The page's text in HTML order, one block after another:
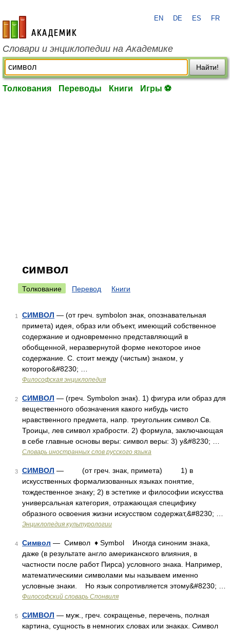
academic.ru
EN DE ES FR
Словари и энциклопедии на Академике
Найти!
Толкования Переводы Книги Игры ⚽
символ
Толкование Перевод Книги
1 СИМВОЛ — (от греч. symbolon знак, опознавательная
примета) идея, образ или объект, имеющий собственное
содержание и одновременно представляющий в
обобщенной, неразвернутой форме некоторое иное
содержание. С. стоит между (чистым) знаком, у
которого&#8230; …
Философская энциклопедия
2 СИМВОЛ — (греч. Symbolon знак). 1) фигура или образ для
вещественного обозначения какого нибудь чисто
нравственного предмета, напр. треугольник символ Св.
Троицы, лев символ храбрости. 2) формула, заключающая
в себе главные основы веры: символ веры: 3) у&#8230; …
Словарь иностранных слов русского языка
3 СИМВОЛ — (от греч. знак, примета) 1) в
искусственных формализованных языках понятие,
тождественное знаку; 2) в эстетике и философии искусства
универсальная категория, отражающая специфику
образного освоения жизни искусством содержат,&#8230; …
Энциклопедия культурологии
4 Символ — Символ ♦ Symbol Иногда синоним знака,
даже (в результате англо американского влияния, в
частности после работ Пирса) условного знака. Например,
математическими символами мы называем именно
условные знаки. Но язык сопротивляется этому&#8230; …
Философский словарь Спонвиля
5 СИМВОЛ — муж., греч. сокращенье, перечень, полная
картина, сущность в немногих словах или знаках. Символ